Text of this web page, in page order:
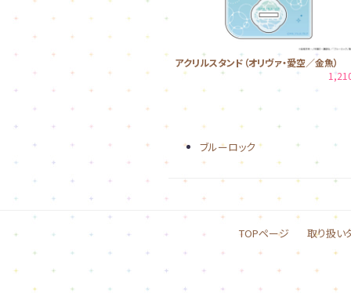
アクリルスタンド（オリヴァ・愛空／金魚）
ブルーロック
TOPページ 取り扱い